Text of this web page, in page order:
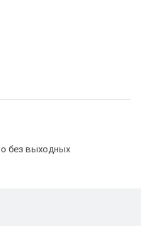
без выходных